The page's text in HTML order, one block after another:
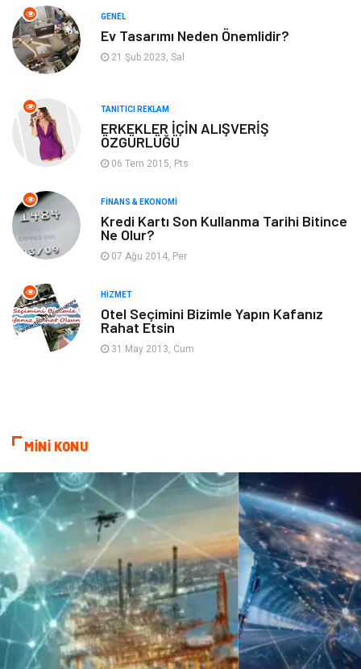
Anne & Çocuk Müzik
Tatil Genel Kültür
Emlak
Ev İşleri
Gençlik & Eğlence
Sigorta
Mobilya
GENEL
Ev Tasarımı Neden Önemlidir?
21 Şub 2023, Sal
TANITICI REKLAM
ERKEKLER İÇİN ALIŞVERİŞ
ÖZGÜRLÜĞÜ
06 Tem 2015, Pts
FINANS & EKONOMI
Kredi Kartı Son Kullanma Tarihi Bitince
Ne Olur?
07 Ağu 2014, Per
HIZMET
Otel Seçimini Bizimle Yapın Kafanız
Rahat Etsin
31 May 2013, Cum
MİNİ KONU